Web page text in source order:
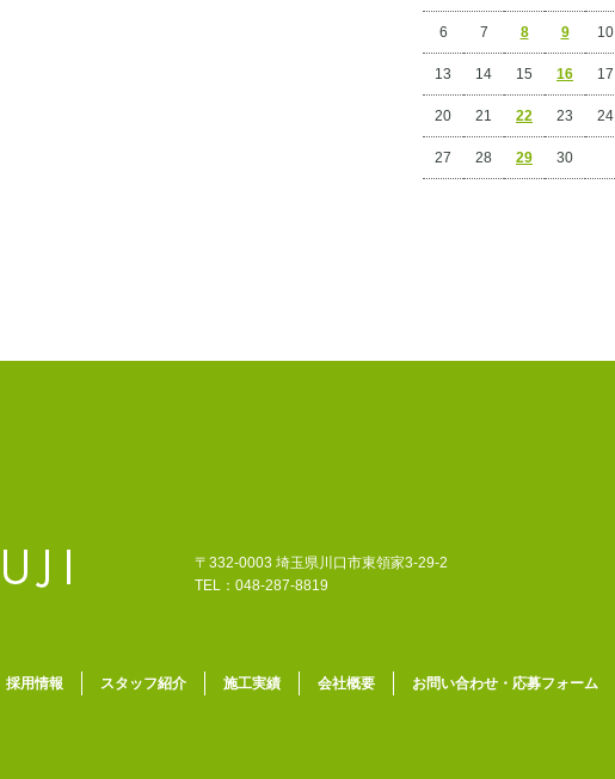
6 7 8 9 10
13 14 15 16 17
20 21 22 23 24
27 28 29 30
採用情報 スタッフ紹介 施工実績 会社概要 お問い合わせ・応募フォーム
〒332-0003 埼玉県川口市東領家3-29-2
TEL：048-287-8819